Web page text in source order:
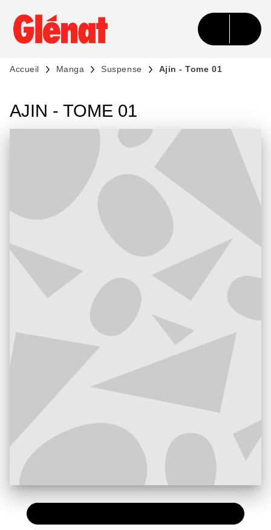
MENU RECHERCHE CONTENU
PIED DE PAGE
Accueil Manga Suspense Ajin - Tome 01
AJIN - TOME 01